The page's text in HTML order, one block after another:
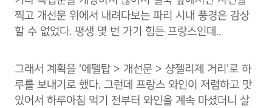
찍고 개선문 위에서 내려다보는 파리 시내 풍경은 감상
할 수 없었다. 평생 몇 번 가기 힘든 프랑스인데..
그래서 계획을 '에펠탑 > 개선문 > 샹젤리제 거리'로 하
루를 보내기로 했다. 그런데 프랑스 와인이 저렴하고 맛
있어서 하루아침 먹기 전부터 와인을 계속 마셨더니 살